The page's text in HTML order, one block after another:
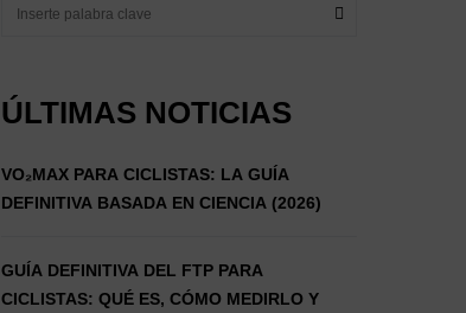
ÚLTIMAS NOTICIAS
VO₂MAX PARA CICLISTAS: LA GUÍA
DEFINITIVA BASADA EN CIENCIA (2026)
GUÍA DEFINITIVA DEL FTP PARA
CICLISTAS: QUÉ ES, CÓMO MEDIRLO Y